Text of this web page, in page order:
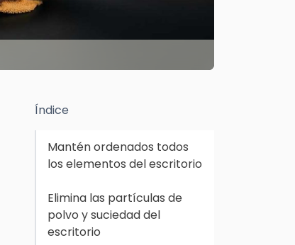
Índice
Mantén ordenados todos
los elementos del escritorio
Elimina las partículas de
polvo y suciedad del
escritorio